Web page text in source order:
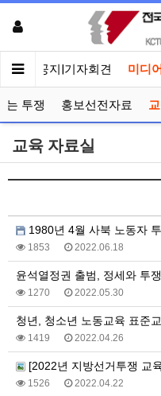
인 공지|기자회견 미디
는 투쟁 홍보선전자료
교육 자료실
1980년 4월 사북 노동자
1853 2022.06.18
윤석열정권 출범, 정세와 투
1270 2022.05.30
청년, 청소년 노동교육 표준
1419 2022.04.26
[2022년 지방선거투쟁 교육지①]
1526 2022.04.22